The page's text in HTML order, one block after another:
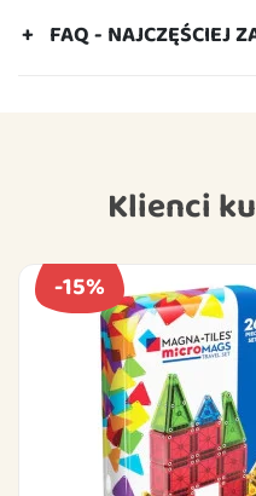
FAQ - NAJCZĘŚCIEJ
Klienci
-15%